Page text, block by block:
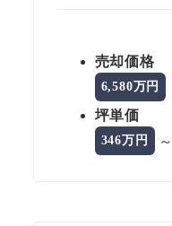
売却価格
6,580万円
坪単価
346万円 ～